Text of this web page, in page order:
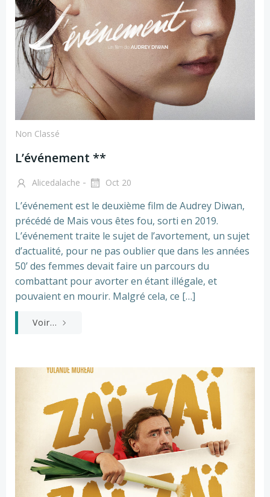
Non Classé
L’événement **
Alicedalache - Oct 20
L’événement est le deuxième film de Audrey Diwan,
précédé de Mais vous êtes fou, sorti en 2019.
L’événement traite le sujet de l’avortement, un sujet
d’actualité, pour ne pas oublier que dans les années
50’ des femmes devait faire un parcours du
combattant pour avorter en étant illégale, et
pouvaient en mourir. Malgré cela, ce […]
Voir...